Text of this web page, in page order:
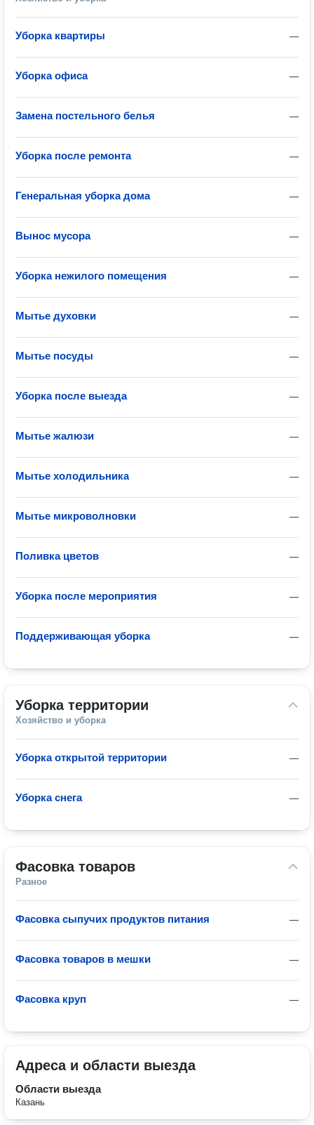
—
Уборка квартиры
—
Уборка офиса
—
Замена постельного белья
—
Уборка после ремонта
—
Генеральная уборка дома
—
Вынос мусора
—
Уборка нежилого помещения
—
Мытье духовки
—
Мытье посуды
—
Уборка после выезда
—
Мытье жалюзи
—
Мытье холодильника
—
Мытье микроволновки
—
Поливка цветов
—
Уборка после мероприятия
—
Поддерживающая уборка
Уборка территории
Хозяйство и уборка
—
Уборка открытой территории
—
Уборка снега
Фасовка товаров
Разное
—
Фасовка сыпучих продуктов питания
—
Фасовка товаров в мешки
—
Фасовка круп
Адреса и области выезда
Области выезда
Казань